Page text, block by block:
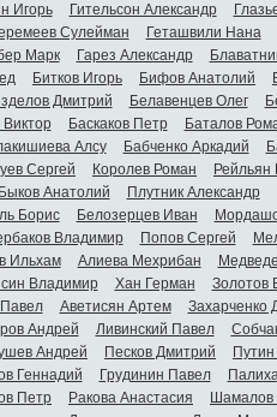
Игорь Гительсон Александр
Сулейман
Геташвили Нана
Марк Гарез Александр
Битков Игорь Бифов Анатолий
Дмитрий Белавенцев Олег
Виктор Баскаков Петр
Баталов
Алсу Бабченко Аркадий
Сергей Королев Роман
Быков Анатолий Плутник Александр
Борис Белозерцев Иван
Владимир Попов Сергей
Ильхам Алиева Мехрибан
Владимир Хан Герман
Золотов
Аветисян Артем
Захарченко
Андрей Ливинский Павел
Андрей Песков Дмитрий
Геннадий Грудинин Павел
Петр Ракова Анастасия
Шамалов